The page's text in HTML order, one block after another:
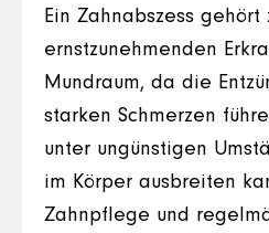
Ein Zahnabszess gehört
ernstzunehmenden
Mundraum, da die
starken Schmerzen
unter ungünstigen
im Körper ausbreiten
Zahnpflege und